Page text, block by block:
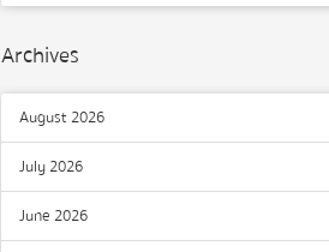
Archives
August 2026
July 2026
June 2026